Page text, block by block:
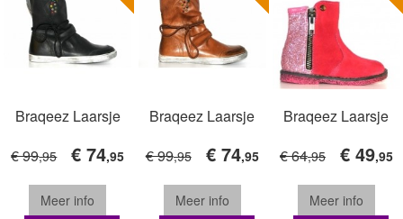
Braqeez Laarsje
€ 99,95 € 74,95
Meer info
Braqeez Laarsje
€ 99,95 € 74,95
Meer info
Braqeez Laarsje
€ 64,95 € 49,95
Meer info